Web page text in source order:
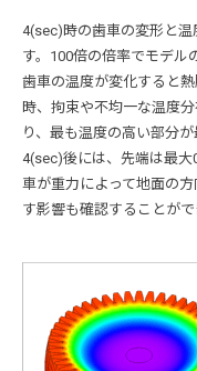
4(sec)時の歯車の変形と
す。100倍の倍率でモデル
歯車の温度が変化すると
時、拘束や不均一な温度
り、最も温度の高い部分
4(sec)後には、先端は最
車が重力によって地面の
す影響も確認することがで